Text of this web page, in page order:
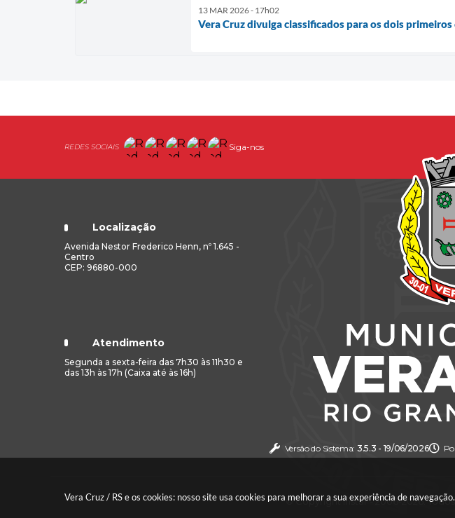
Vera Cruz / RS e os cookies: nosso site usa cookies para melhorar a sua experiência de
13 MAR 2026 - 17h02
Vera Cruz divulga classificados para os dois
Siga-nos
Localização
Avenida Nestor Frederico Henn, nº 1.645 -
Centro
CEP: 96880-000
Atendimento
Segunda a sexta-feira das 7h30 às 11h30 e
das 13h às 17h (Caixa até às 16h)
Versão do Sistema: 3.5.3 - 19/06/2026
© Copyright Instar - 2006-2026.